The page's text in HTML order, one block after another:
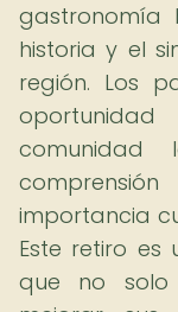
gastronomía
historia y el
región. Los
importancia
Este retiro es
que no solo